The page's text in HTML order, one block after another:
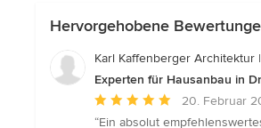
Hervorgehobene
Karl Kaffenberger Architektur
Experten für Hausanbau in
Durchschnittliche
Bewertung:
20. Februar
“Ein absolut